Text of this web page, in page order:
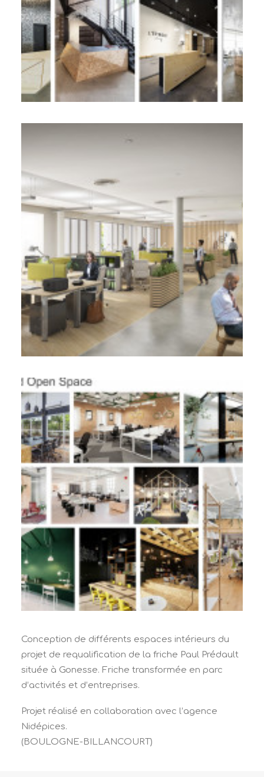
Conception de différents espaces intérieurs du
projet de requalification de la friche Paul Prédault
située à Gonesse. Friche transformée en parc
d’activités et d’entreprises.
Projet réalisé en collaboration avec l’agence
Nidépices.
(BOULOGNE-BILLANCOURT)